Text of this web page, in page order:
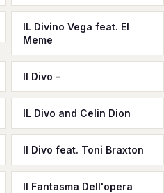
IL Divino Vega feat. El
Meme
Il Divo -
IL Divo and Celin Dion
Il Divo feat. Toni Braxton
Il Fantasma Dell'opera